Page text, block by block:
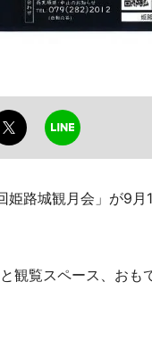
路城観月会」が9月
観覧スペース、おも